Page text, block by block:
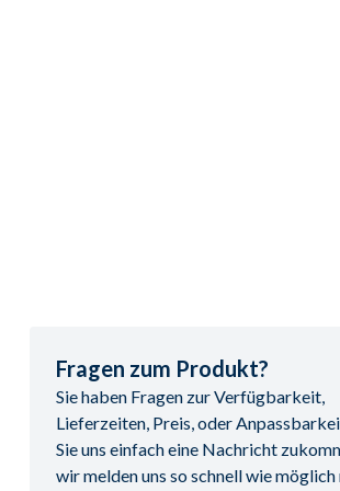
Fragen zum Produkt?
Sie haben Fragen zur Verfügbarkeit,
Lieferzeiten, Preis, oder
Sie uns einfach eine Nachricht
wir melden uns so schnell wie